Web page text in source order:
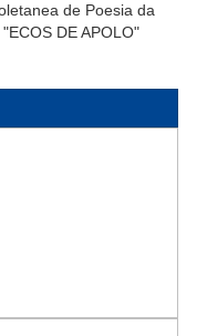
de Poesia da
DE APOLO"